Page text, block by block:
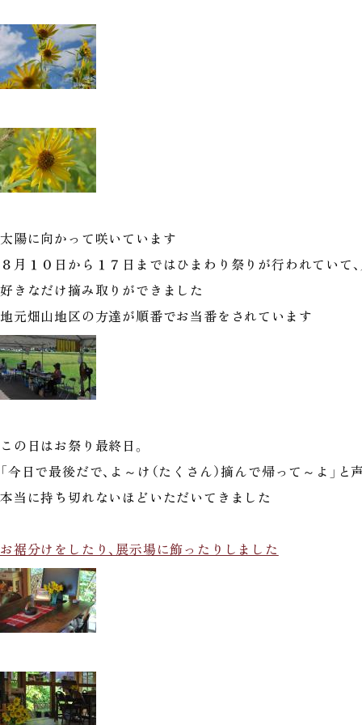
太陽に向かって咲いています
８月１０日から１７日まではひまわり祭りが行われていて
好きなだけ摘み取りができました
地元畑山地区の方達が順番でお当番をされています
この日はお祭り最終日。
「今日で最後だで、よ～け（たくさん）摘んで帰って～よ」と
本当に持ち切れないほどいただいてきました
お裾分けをしたり、展示場に飾ったりしました